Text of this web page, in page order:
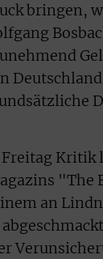
bringen,
Kritik
"The
an